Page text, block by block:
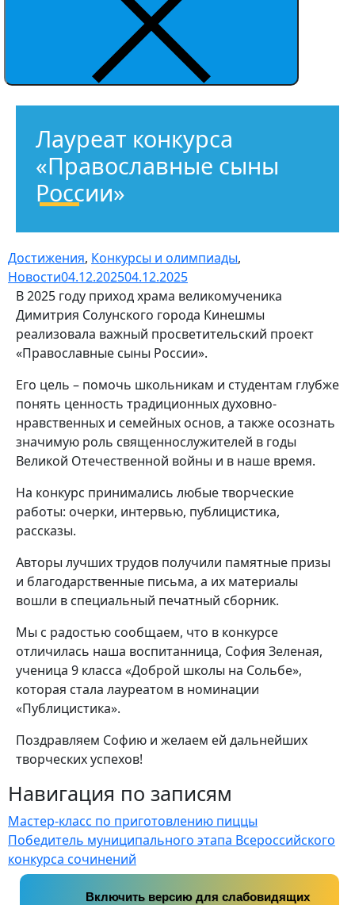
Лауреат конкурса
«Православные сыны
России»
Достижения, Конкурсы и олимпиады,
Новости04.12.202504.12.2025
В 2025 году приход храма великомученика
Димитрия Солунского города Кинешмы
реализовала важный просветительский проект
«Православные сыны России».
Его цель – помочь школьникам и студентам глубже
понять ценность традиционных духовно-
нравственных и семейных основ, а также осознать
значимую роль священнослужителей в годы
Великой Отечественной войны и в наше время.
На конкурс принимались любые творческие
работы: очерки, интервью, публицистика,
рассказы.
Авторы лучших трудов получили памятные призы
и благодарственные письма, а их материалы
вошли в специальный печатный сборник.
Мы с радостью сообщаем, что в конкурсе
отличилась наша воспитанница, София Зеленая,
ученица 9 класса «Доброй школы на Сольбе»,
которая стала лауреатом в номинации
«Публицистика».
Поздравляем Софию и желаем ей дальнейших
творческих успехов!
Навигация по записям
Мастер-класс по приготовлению пиццы
Победитель муниципального этапа Всероссийского
конкурса сочинений
Включить версию для слабовидящих